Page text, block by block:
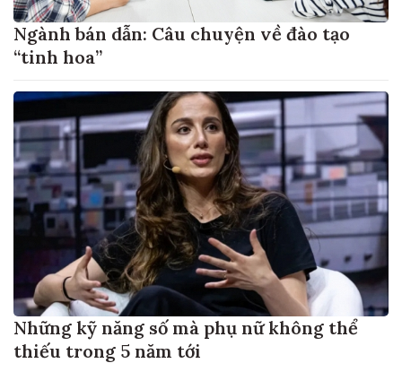
Ngành bán dẫn: Câu chuyện về đào tạo
“tinh hoa”
Những kỹ năng số mà phụ nữ không thể
thiếu trong 5 năm tới